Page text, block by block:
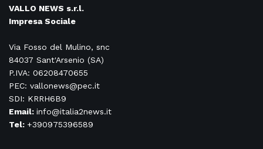
VALLO NEWS s.r.l.
Impresa Sociale
Via Fosso del Mulino, snc
84037 Sant'Arsenio (SA)
P.IVA: 06208470655
PEC: vallonews@pec.it
SDI: KRRH6B9
Email: info@italia2news.it
Tel: +390975396589